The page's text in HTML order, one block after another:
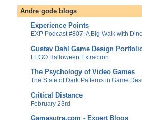
Andre gode blogs
Experience Points
EXP Podcast #807: A Big Walk with
Gustav Dahl Game Design
LEGO Halloween Extraction
The Psychology of Video Games
The State of Dark Patterns in Game
Critical Distance
February 23rd
Gamasutra.com - Expert Blogs